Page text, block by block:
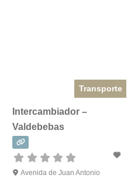
Transporte
Intercambiador –
Valdebebas
Avenida de Juan Antonio